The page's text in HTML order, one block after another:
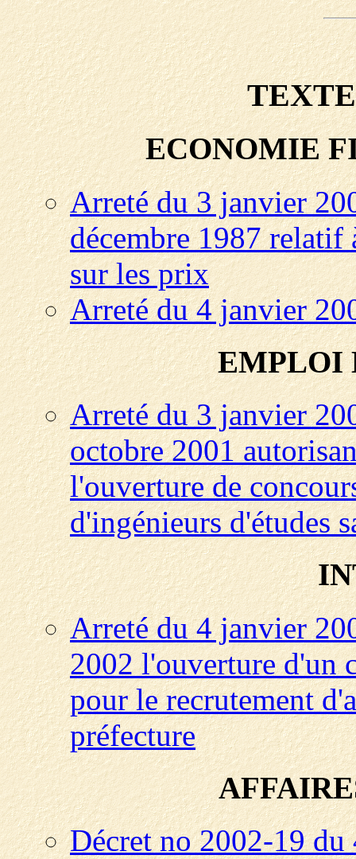
ECONOMIE
Arreté du 3 janvier
décembre 1987
sur les prix
Arreté du 4 janvier
EMPLOI
Arreté du 3 janvier
octobre 2001
l'ouverture de
d'ingénieurs d'études
Arreté du 4 janvier
2002 l'ouverture d'un
pour le recrutement
préfecture
Décret no 2002-19